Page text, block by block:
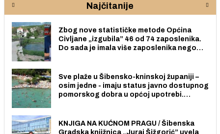
Najčitanije
Zbog nove statističke metode Općina
Civljane „izgubila” 46 od 74 zaposlenika.
Do sada je imala više zaposlenika nego
Sve plaže u Šibensko-kninskoj županiji –
osim jedne - imaju status javno dostupnog
pomorskog dobra u općoj upotrebi.
KNJIGA NA KUĆNOM PRAGU / Šibenska
Gradska knjižnica „Juraj Šižgorić” uvela